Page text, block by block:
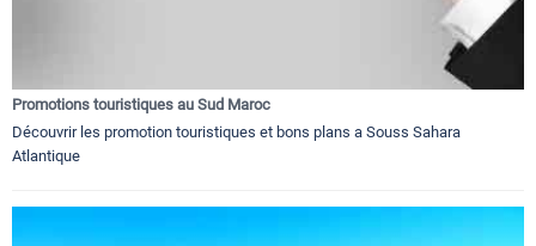
Promotions touristiques au Sud Maroc
Découvrir les promotion touristiques et bons plans a Souss Sahara
Atlantique